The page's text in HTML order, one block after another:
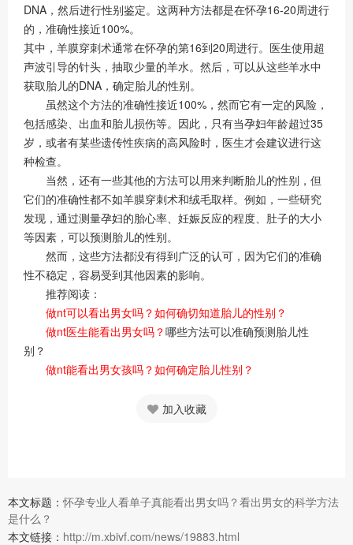
DNA，然后进行性别鉴定。这两种方法都是在怀孕16-20周进行
的，准确性接近100%。
其中，羊膜穿刺术通常在怀孕的第16到20周进行。医生使用超
声波引导的针头，抽取少量的羊水。然后，可以从这些羊水中
获取胎儿的DNA，确定胎儿的性别。
虽然这个方法的准确性接近100%，然而它有一定的风险，
包括感染、出血和胎儿损伤等。因此，只有当孕妇年龄超过35
岁，或者有某些遗传性疾病的高风险时，医生才会建议进行这
种检查。
当然，还有一些其他的方法可以用来判断胎儿的性别，但
它们的准确性都不如羊膜穿刺术和绒毛取样。例如，一些研究
发现，通过测量孕妇的胎心率、妊娠反应的程度、肚子的大小
等因素，可以预测胎儿的性别。
然而，这些方法都没有得到广泛的认可，因为它们的准确
性不稳定，容易受到其他因素的影响。
推荐阅读：
做nt可以看出男女吗？如何确切知道胎儿的性别？
做nt医生能看出男女吗？哪些方法可以准确预测胎儿性
别？
做nt能看出男女孩吗？如何确定胎儿性别？
加入收藏
本文标题：怀孕专业人看单子真能看出男女吗？看出男女的科学方法
是什么？
本文链接： http://m.xbivf.com/news/19883.html